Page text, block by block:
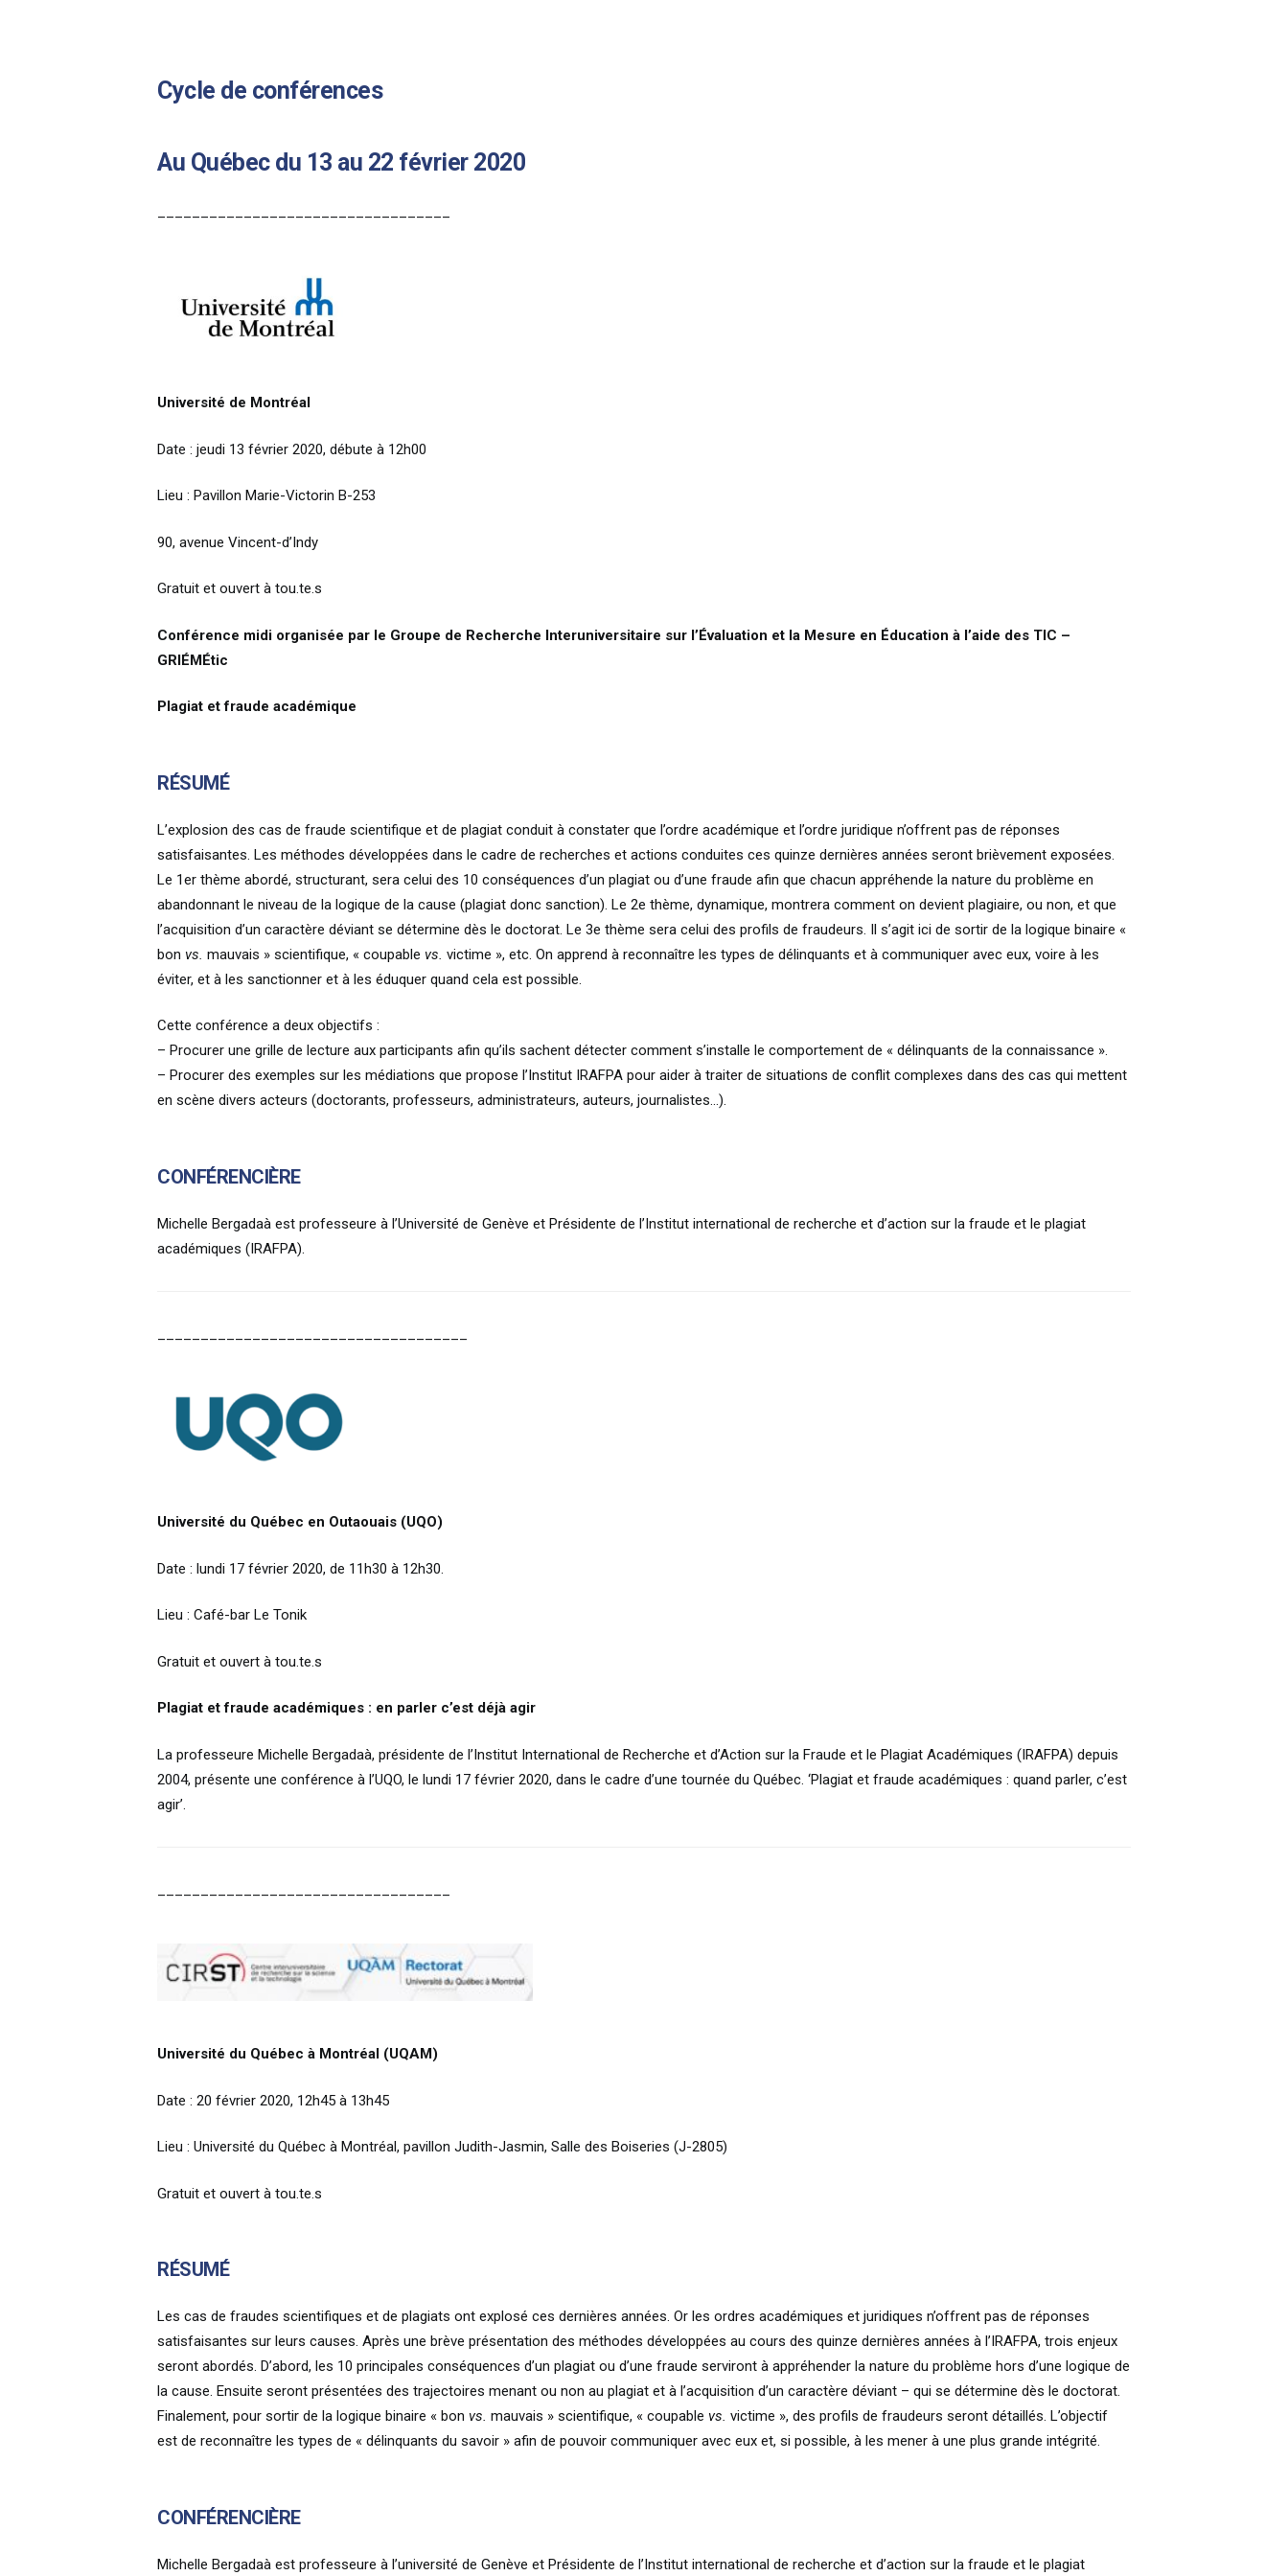
Cycle de conférences
Au Québec du 13 au 22 février 2020
Université de Montréal
Date : jeudi 13 février 2020, débute à 12h00
Lieu : Pavillon Marie-Victorin B-253
90, avenue Vincent-d’Indy
Gratuit et ouvert à tou.te.s
Conférence midi organisée par le Groupe de Recherche Interuniversitaire sur l’Évaluation et la Mesure en Éducation à l’aide des TIC –
GRIÉMÉtic
Plagiat et fraude académique
RÉSUMÉ
L’explosion des cas de fraude scientifique et de plagiat conduit à constater que l’ordre académique et l’ordre juridique n’offrent pas de réponses
satisfaisantes. Les méthodes développées dans le cadre de recherches et actions conduites ces quinze dernières années seront brièvement exposées.
Le 1er thème abordé, structurant, sera celui des 10 conséquences d’un plagiat ou d’une fraude afin que chacun appréhende la nature du problème en
abandonnant le niveau de la logique de la cause (plagiat donc sanction). Le 2e thème, dynamique, montrera comment on devient plagiaire, ou non, et que
l’acquisition d’un caractère déviant se détermine dès le doctorat. Le 3e thème sera celui des profils de fraudeurs. Il s’agit ici de sortir de la logique binaire «
bon vs. mauvais » scientifique, « coupable vs. victime », etc. On apprend à reconnaître les types de délinquants et à communiquer avec eux, voire à les
éviter, et à les sanctionner et à les éduquer quand cela est possible.
Cette conférence a deux objectifs :
– Procurer une grille de lecture aux participants afin qu’ils sachent détecter comment s’installe le comportement de « délinquants de la connaissance ».
– Procurer des exemples sur les médiations que propose l’Institut IRAFPA pour aider à traiter de situations de conflit complexes dans des cas qui mettent
en scène divers acteurs (doctorants, professeurs, administrateurs, auteurs, journalistes…).
CONFÉRENCIÈRE
Michelle Bergadaà est professeure à l’Université de Genève et Présidente de l’Institut international de recherche et d’action sur la fraude et le plagiat
académiques (IRAFPA).
Université du Québec en Outaouais (UQO)
Date : lundi 17 février 2020, de 11h30 à 12h30.
Lieu : Café-bar Le Tonik
Gratuit et ouvert à tou.te.s
Plagiat et fraude académiques : en parler c’est déjà agir
La professeure Michelle Bergadaà, présidente de l’Institut International de Recherche et d’Action sur la Fraude et le Plagiat Académiques (IRAFPA) depuis
2004, présente une conférence à l’UQO, le lundi 17 février 2020, dans le cadre d’une tournée du Québec. ‘Plagiat et fraude académiques : quand parler, c’est
agir’.
Université du Québec à Montréal (UQAM)
Date : 20 février 2020, 12h45 à 13h45
Lieu : Université du Québec à Montréal, pavillon Judith-Jasmin, Salle des Boiseries (J-2805)
Gratuit et ouvert à tou.te.s
RÉSUMÉ
Les cas de fraudes scientifiques et de plagiats ont explosé ces dernières années. Or les ordres académiques et juridiques n’offrent pas de réponses
satisfaisantes sur leurs causes. Après une brève présentation des méthodes développées au cours des quinze dernières années à l’IRAFPA, trois enjeux
seront abordés. D’abord, les 10 principales conséquences d’un plagiat ou d’une fraude serviront à appréhender la nature du problème hors d’une logique de
la cause. Ensuite seront présentées des trajectoires menant ou non au plagiat et à l’acquisition d’un caractère déviant – qui se détermine dès le doctorat.
Finalement, pour sortir de la logique binaire « bon vs. mauvais » scientifique, « coupable vs. victime », des profils de fraudeurs seront détaillés. L’objectif
est de reconnaître les types de « délinquants du savoir » afin de pouvoir communiquer avec eux et, si possible, à les mener à une plus grande intégrité.
CONFÉRENCIÈRE
Michelle Bergadaà est professeure à l’université de Genève et Présidente de l’Institut international de recherche et d’action sur la fraude et le plagiat